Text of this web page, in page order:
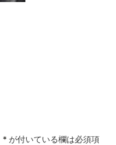
* が付いている欄は必須項